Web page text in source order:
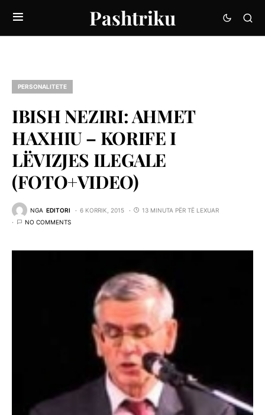
Pashtriku
PERSONALITETE
IBISH NEZIRI: AHMET
HAXHIU – KORIFE I
LËVIZJES ILEGALE
(FOTO+VIDEO)
NGA EDITORI 6 KORRIK, 2015
13 MINUTA PËR TË LEXUAR
NO COMMENTS